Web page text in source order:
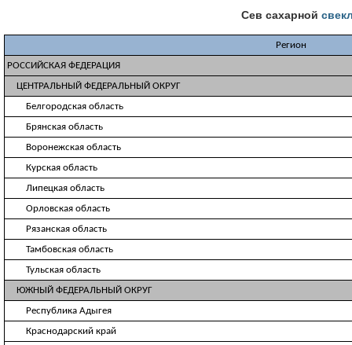
Сев сахарной
Регион
РОССИЙСКАЯ ФЕДЕРАЦИЯ
ЦЕНТРАЛЬНЫЙ ФЕДЕРАЛЬНЫЙ ОКРУГ
Белгородская область
Брянская область
Воронежская область
Курская область
Липецкая область
Орловская область
Рязанская область
Тамбовская область
Тульская область
ЮЖНЫЙ ФЕДЕРАЛЬНЫЙ ОКРУГ
Республика Адыгея
Краснодарский край